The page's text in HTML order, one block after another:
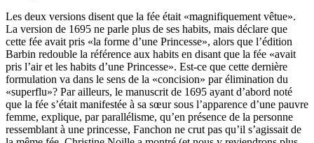
Les deux versions disent que la fée était «magnifiquement vêtue».
La version de 1695 ne parle plus de ses habits, mais déclare que
cette fée avait pris «la forme d’une Princesse», alors que l’édition
Barbin redouble la référence aux habits en disant que la fée «avait
pris l’air et les habits d’une Princesse». Est-ce que cette dernière
formulation va dans le sens de la «concision» par élimination du
«superflu»? Par ailleurs, le manuscrit de 1695 ayant d’abord noté
que la fée s’était manifestée à sa sœur sous l’apparence d’une pauvre
femme, explique, par parallélisme, qu’en présence de la personne
ressemblant à une princesse, Fanchon ne crut pas qu’il s’agissait de